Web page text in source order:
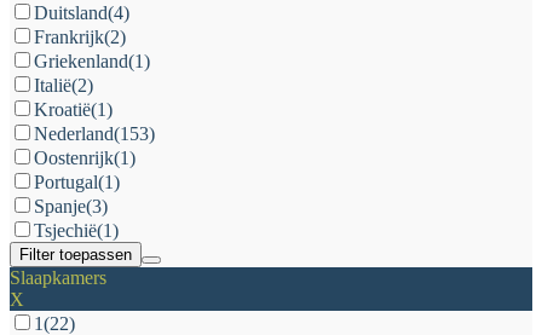
Duitsland(4)
Frankrijk(2)
Griekenland(1)
Italië(2)
Kroatië(1)
Nederland(153)
Oostenrijk(1)
Portugal(1)
Spanje(3)
Tsjechië(1)
Filter toepassen
Slaapkamers
X
1(22)